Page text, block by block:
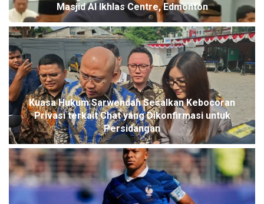
Masjid Al Ikhlas Centre, Edmonton
Kuasa Hukum Sarwendah Sesalkan Kebocoran
Privasi terkait Chat yang Dikonfirmasi untuk
Persidangan